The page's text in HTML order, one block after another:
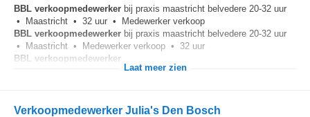
BBL verkoopmedewerker bij praxis maastricht belvedere 20-32 uur
• Maastricht • 32 uur • Medewerker verkoop
BBL verkoopmedewerker bij praxis maastricht belvedere 20-32 uur
• Maastricht • Medewerker verkoop • 32 uur
BBL
verkoopmedewerker
Laat meer zien
Verkoopmedewerker Julia's Den Bosch